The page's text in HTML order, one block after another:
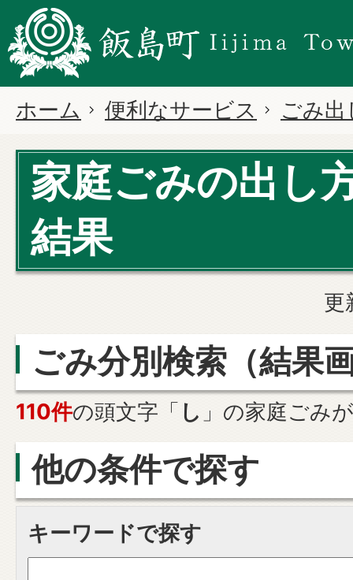
ホーム 便利なサービス ごみ出
家庭ごみの出し
結果
更
ごみ分別検索 （結果
110件の頭文字「 し 」の家庭ごみ
他の条件で探す
キーワードで探す